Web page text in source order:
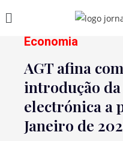
Economia
AGT afina
introdução
electrónica a
Janeiro de